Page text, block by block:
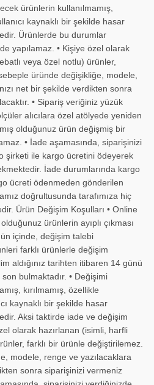
ürünlerin kullanılmamış,
kaynaklı bir şekilde hasar
Ürünlerde bu durumlar
yapılamaz. • Kişiye özel olarak
veya özel notlu) ürünler,
üründe değişikliğe, modele,
net bir şekilde verdikten sonra
• Sipariş veriğiniz yüzük
alıcılara özel atölyede yeniden
olduğunuz ürün değişmiş bir
• İade aşamasında, siparişinizi
şirketi ile kargo ücretini ödeyerek
İade durumlarında kargo
ücreti ödenmeden gönderilen
doğrultusunda tarafımıza hiç
Ürün Değişim Koşulları • Online
ürünlerin ayıplı çıkması
içinde, değişim talebi
farklı ürünlerle değişim
aldığınız tarihten itibaren 14 günü
bulmaktadır. • Değişimi
kırılmamış, özellikle
kaynaklı bir şekilde hasar
Aksi taktirde iade ve değişim
olarak hazırlanan (isimli, harfli
farklı bir ürünle değiştirilemez.
modele, renge ve yazılacaklara
sonra siparişinizi vermeniz